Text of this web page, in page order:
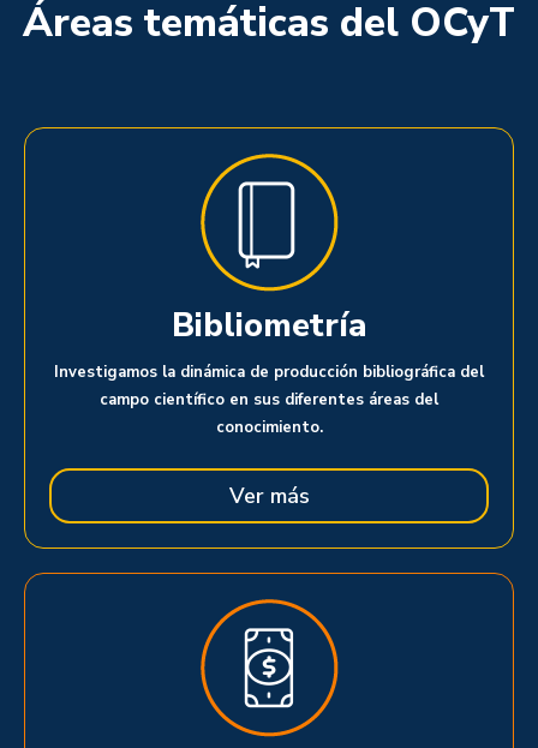
Áreas temáticas del OCyT
Bibliometría
Investigamos la dinámica de producción bibliográfica del
campo científico en sus diferentes áreas del
conocimiento.
Ver más